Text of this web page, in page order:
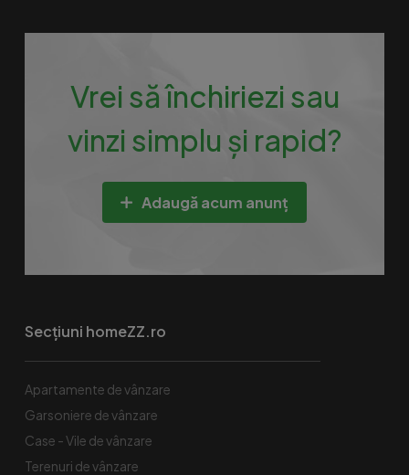
Vrei să închiriezi sau
vinzi simplu și rapid?
Adaugă acum anunț
Secțiuni homeZZ.ro
Apartamente de vânzare
Garsoniere de vânzare
Case - Vile de vânzare
Terenuri de vânzare